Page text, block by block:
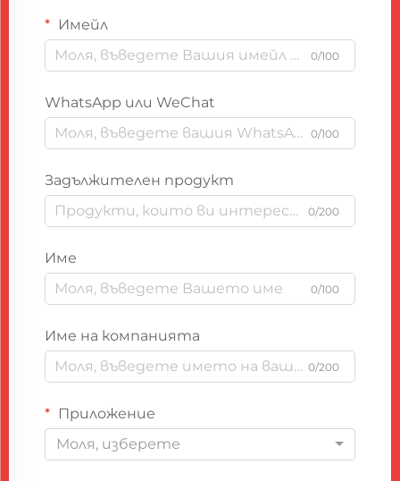
Имейл
0/100
WhatsApp или WeChat
0/100
Задължителен продукт
0/200
Име
0/100
Име на компанията
0/200
Приложение
Моля, изберете